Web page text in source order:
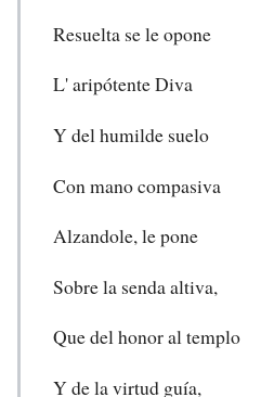
Resuelta se le opone
L' aripótente Diva
Y del humilde suelo
Con mano compasiva
Alzandole, le pone
Sobre la senda altiva,
Que del honor al templo
Y de la virtud guía,